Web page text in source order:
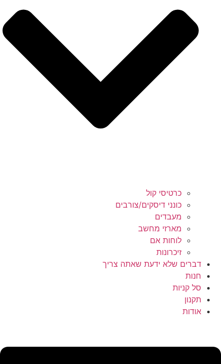
כרטיסי קול
כונני דיסקים/צורבים
מעבדים
מארזי מחשב
לוחות אם
זיכרונות
דברים שלא ידעת שאתה צריך
חנות
סל קניות
תקנון
אודות